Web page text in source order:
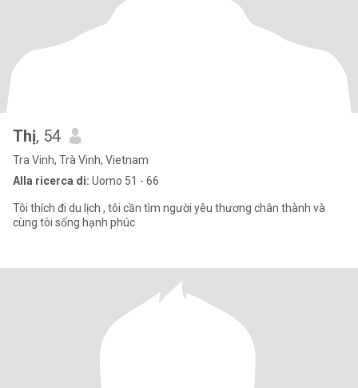
Thị, 54
Tra Vinh, Trà Vinh, Vietnam
Alla ricerca di: Uomo 51 - 66
Tôi thích đi du lịch , tôi cần tìm người yêu thương chân thành và
cùng tôi sống hạnh phúc